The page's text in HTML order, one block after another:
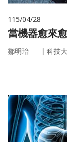
115/04/28
當機器愈來
鄒明珆 ｜ 科技